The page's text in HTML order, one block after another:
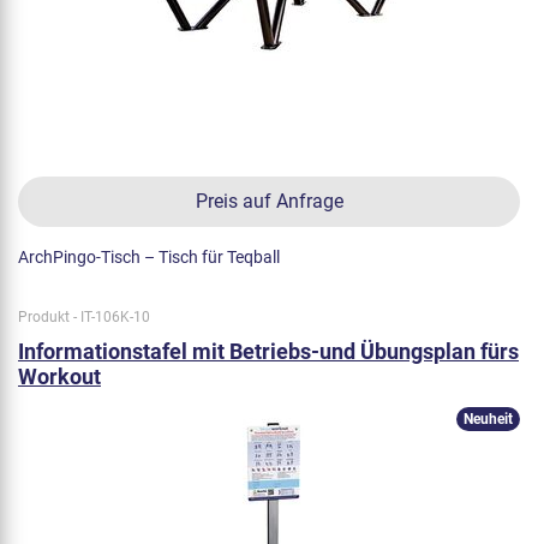
Preis auf Anfrage
ArchPingo-Tisch – Tisch für Teqball
Produkt - IT-106K-10
Informationstafel mit Betriebs-und Übungsplan fürs
Workout
Neuheit